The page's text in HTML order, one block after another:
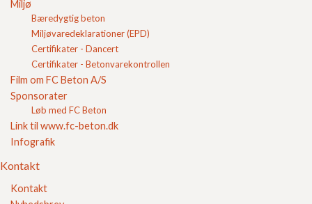
Miljø
Bæredygtig beton
Miljøvaredeklarationer (EPD)
Certifikater - Dancert
Certifikater - Betonvarekontrollen
Film om FC Beton A/S
Sponsorater
Løb med FC Beton
Link til www.fc-beton.dk
Infografik
Kontakt
Kontakt
Leverandørbrugsanvisning for beton varer - kantsten, blokke
og trin
Løftevejledning til fliser og belægningssten
Vejledning fabriksbeton
Deklaration
Brochurer
Referencer
Om FC
Kontakt
Login
FC Kvalitet